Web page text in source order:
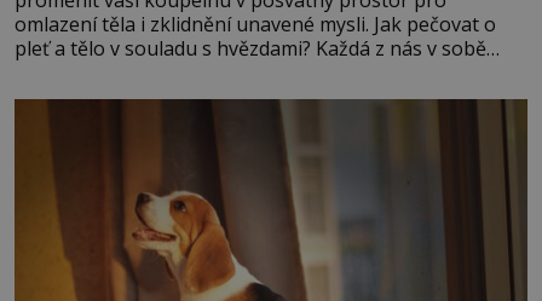
omlazení těla i zklidnění unavené mysli. Jak pečovat o
pleť a tělo v souladu s hvězdami? Každá z nás v sobě
povaze, ale i v potřebách naší pokožky. Ohnivá znamení
Ženy narozené ve znamení Berana, Lva a Střelce v sobě
nesou žár, odvahu a neutuchající elán. Vaše